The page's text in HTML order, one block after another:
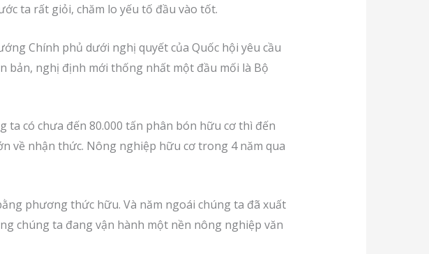
ta rất giỏi, chăm lo yếu tố đầu vào tốt.
Chính phủ dưới nghị quyết của Quốc hội yêu cầu
bản, nghị định mới thống nhất một đầu mối là Bộ
có chưa đến 80.000 tấn phân bón hữu cơ thì đến
về nhận thức. Nông nghiệp hữu cơ trong 4 năm qua
phương thức hữu. Và năm ngoái chúng ta đã xuất
chúng ta đang vận hành một nền nông nghiệp văn